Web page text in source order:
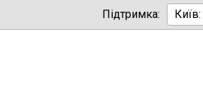
Підтримка: Київ: